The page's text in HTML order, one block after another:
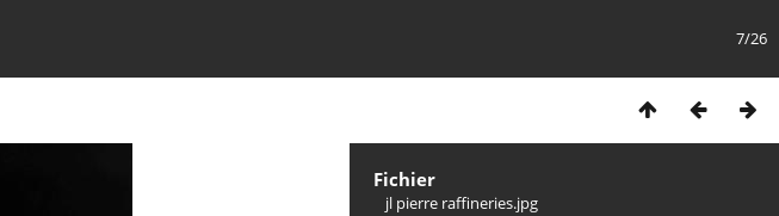
7/26
Fichier
jl pierre raffineries.jpg